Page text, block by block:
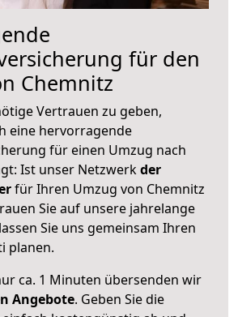
für den
Chemnitz
Vertrauen zu geben,
eine hervorragende
für einen Umzug nach
Ist unser Netzwerkder
für Ihren Umzug von Chemnitz
Sie auf unsere jahrelange
Sie uns gemeinsam Ihren
planen.
ca. 1 Minuten übersenden wir
Angebote. Geben Sie die